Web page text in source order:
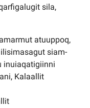
sila,
atuuppoq,
siam-
inuiaqatigiinni
Kalaallit